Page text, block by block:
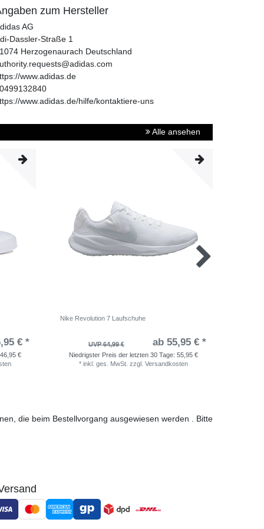
zum Hersteller
AG
Dassler-Straße 1
Herzogenaurach Deutschland
www.adidas.de
www.adidas.de/hilfe/kontaktiere-uns
Alle ansehen
€ *
46,95 €
Nike Revolution 7 Laufschuhe
UVP 64,99 € ab 55,95 € *
Niedrigster Preis der letzten 30 Tage: 55,95 €
* inkl. ges. MwSt. zzgl. Versandkosten
die beim Bestellvorgang ausgewiesen werden . Bitte